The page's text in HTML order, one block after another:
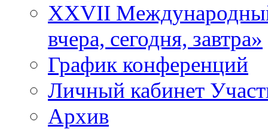
XXVII
вчера, сегодня, завтра»
График конференций
Личный кабинет
Архив